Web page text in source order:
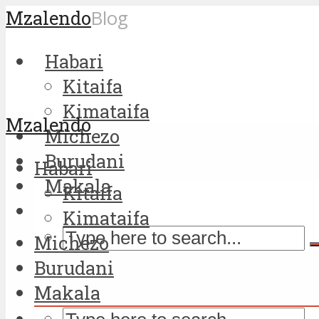
MzalendoBlog
Habari
Kitaifa
Kimataifa
Michezo
Burudani
Makala
Mzalendo
Habari
Kitaifa
Kimataifa
Michezo
Burudani
Makala